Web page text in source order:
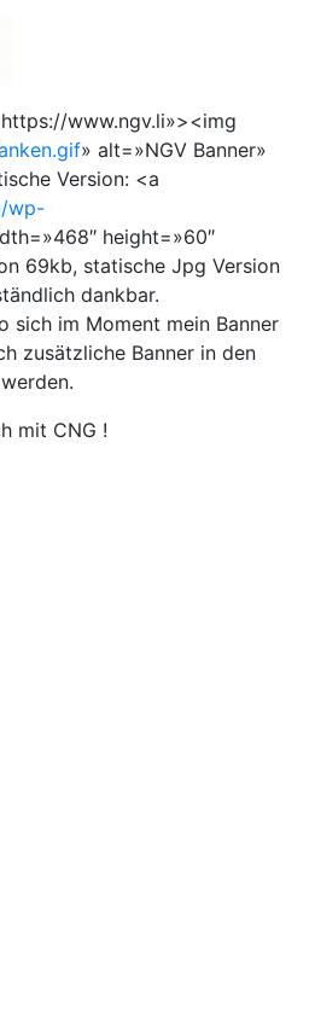
www.ngv.li»><img
» alt=»NGV Banner»
Version: <a
wp-
height=»60″
69kb, statische Jpg Version
dankbar.
sich im Moment mein Banner
zusätzliche Banner in den
mit CNG !